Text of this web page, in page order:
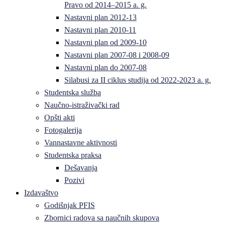
Pravo od 2014–2015 a. g.
Nastavni plan 2012-13
Nastavni plan 2010-11
Nastavni plan od 2009-10
Nastavni plan 2007-08 i 2008-09
Nastavni plan do 2007-08
Silabusi za II ciklus studija od 2022-2023 a. g.
Studentska služba
Naučno-istraživački rad
Opšti akti
Fotogalerija
Vannastavne aktivnosti
Studentska praksa
Dešavanja
Pozivi
Izdavaštvo
Godišnjak PFIS
Zbornici radova sa naučnih skupova